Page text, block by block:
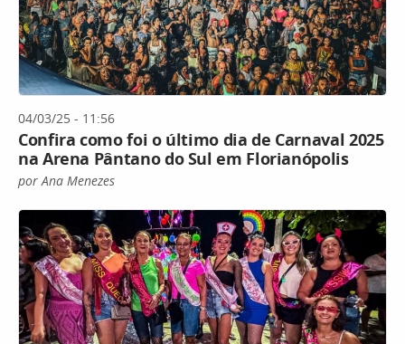
04/03/25 - 11:56
Confira como foi o último dia de Carnaval 2025
na Arena Pântano do Sul em Florianópolis
por Ana Menezes